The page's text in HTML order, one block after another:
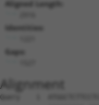
Aligned Length:
Identities:
Gaps:
Alignment
Query    1  ATGGCTCTTCCTCAGGGTCTACTGACATTCAGGGATGTGGCCATAGAATTCTCTCAGGAGGAGTGGAAATGCCT  74
            |||||||||.|||||||||||.|||||||||||||||||||||||||||||||||||||.||||||||.|||||
Sbjct    1  ATGGCTCTTTCTCAGGGTCTATTGACATTCAGGGATGTGGCCATAGAATTCTCTCAGGAAGAGTGGAAGTGCCT  74

Query   75  GGACCCTGCTCAGAGGACTCTATACAGAGACGTGATGCTGGAGAATTATAGGAACCTGGTCTCCCTGGATACCT  148
            |||||||||||||||||||||||||||.|||||||||||||||||||||||||||||||||||||||||||.||
Sbjct   75  GGACCCTGCTCAGAGGACTCTATACAGGGACGTGATGCTGGAGAATTATAGGAACCTGGTCTCCCTGGATATCT  148

Query  149  CTTCCAAATGCATGATGAAGATGTTCTCATCAACAGGACAAGGCAATACAGAAGTGGTCCACACAGGGACATTG  222
            ||||||||||||||||||||..||||||||||||||.|||||||||||||||||||.|||||||||||||||||
Sbjct  149  CTTCCAAATGCATGATGAAGGAGTTCTCATCAACAGCACAAGGCAATACAGAAGTGATCCACACAGGGACATTG  222

Query  223  CAAATACATGCAAGTCATCACATTGGAGATACTTGCTTCCAGGAAATTGAGAAAGATATTCATGACTTTGTGTT  296
            ||||.|||||.|.|||||||||||||||||..|||||||||||||||.|||||||||||||||||.||||.|||
Sbjct  223  CAAAGACATGAACGTCATCACATTGGAGATTTTTGCTTCCAGGAAATGGAGAAAGATATTCATGATTTTGAGTT  296

Query  297  TCAGTGGCAAGAAAATGAAACAAATGGCCATGAAGCACTCATGACAAAAATCAAAAAGTTGATGAGTAGTACAG  370
            |||||||.|||||.||||||.||||.||||||||||||.|||||||.||||||||.||||||.|.||||||||.
Sbjct  297  TCAGTGGAAAGAAGATGAAAGAAATAGCCATGAAGCACCCATGACAGAAATCAAACAGTTGACGGGTAGTACAA  370

Query  371  AGCGACATGATCAAAGGCATGCTGGAAACAAACCTATTAAAAATGAGCTTGGATCAAGCTTTCATTCGCATCTG  444
            |.|||||||||||||||||||||||||||||.|||||||||.||.|||||||||||||||||||||||||||||
Sbjct  371  ACCGACATGATCAAAGGCATGCTGGAAACAAGCCTATTAAAGATCAGCTTGGATCAAGCTTTCATTCGCATCTG  444

Query  445  CCTGAAGTGCACATATTTCACCCCGAAGGGAAAATTGGTAATCAAGTTGAGAAGGCTATCAACGATGCTTTCTC  518
            ||||||.|.|||||.|||||..||||||||||||||||||||||||||||||||.||||||||..|||||..|.
Sbjct  445  CCTGAACTCCACATGTTTCAGACCGAAGGGAAAATTGGTAATCAAGTTGAGAAGTCTATCAACAGTGCTTCGTT  518

Query  519  AGTTTCAGCATCCCAACGAATTTCCTGTAGGCCAAAAACTCGTATTTCTAATAAGTATAGGAATAATTTCCTCC  592
            .||||||.||||||||.|||||||.||||||||.|||||.|..||||||||.||.|||.|||||||||||||..
Sbjct  519  GGTTTCAACATCCCAAAGAATTTCTTGTAGGCCTAAAACCCACATTTCTAAGAACTATGGGAATAATTTCCTGA  592

Query  593  AGTCTTCATTACTCACACAAAAACGGGAAGTACACACAAGAGAAAAATCTTTCCAACGTAATGAGAGTGGCAAA  666
            |.||||||||||||||||||||.|.|||||||||||..||||||||||||||||||.|||||||||||||||||
Sbjct  593